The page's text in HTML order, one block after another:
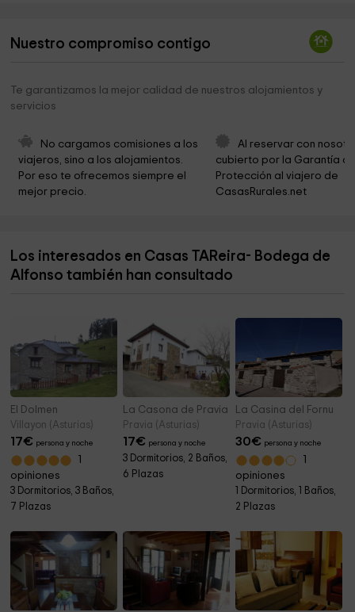
Area recreativa Aguillón 1,7 km
Mazonovo
Ermita de Santo Domingo
Museo Etnografico Os Teixois
Museo Diocesano De Conforto 4,2 km
Capela de Saldoira 5,9 km
Nuestro compromiso contigo
Te garantizamos la mejor calidad de nuestros alojamientos y
servicios
No cargamos comisiones a los
viajeros, sino a los alojamientos.
Por eso te ofrecemos siempre el
mejor precio.
Al reservar con
cubierto por la Garantía
Protección al viajero de
CasasRurales.net
Los interesados en Casas TAReira- Bodega de
Alfonso también han consultado
El Dolmen
Villayon (Asturias)
17€ persona y noche
opiniones
3 Dormitorios, 3 Baños,
7 Plazas
La Casona de Pravia II
Pravia (Asturias)
17€ persona y noche
3 Dormitorios, 2 Baños,
6 Plazas
La Casina del Fornu
Pravia (Asturias)
30€ persona y noche
opiniones
1 Dormitorios, 1 Baños,
2 Plazas